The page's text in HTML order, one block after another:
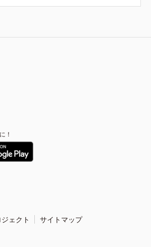
！
ェクト サイトマップ